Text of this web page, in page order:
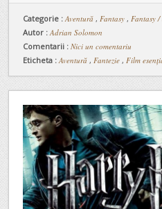
Categorie : Aventură , Fantasy , Fantasy /
Autor : Adrian Solomon
Comentarii : Nici un comentariu
Eticheta : Aventură , Fantezie , Film